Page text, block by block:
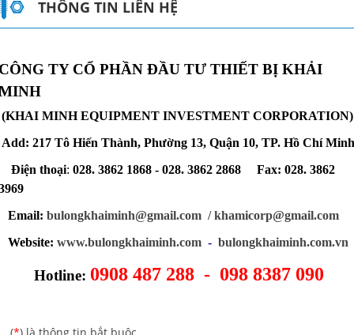
THÔNG TIN LIÊN HỆ
TY CỔ PHẦN ĐẦU TƯ THIẾT BỊ KHẢI
MINH EQUIPMENT INVESTMENT CORPORATION)
217 Tô Hiến Thành, Phường 13, Quận 10, TP. Hồ Chí Minh
thoại: 028. 3862 1868 - 028. 3862 2868 Fax: 028. 3862
bulongkhaiminh@gmail.com /khamicorp@gmail.com
www.bulongkhaiminh.com - bulongkhaiminh.com.vn
0908 487 288 - 098 8387 090